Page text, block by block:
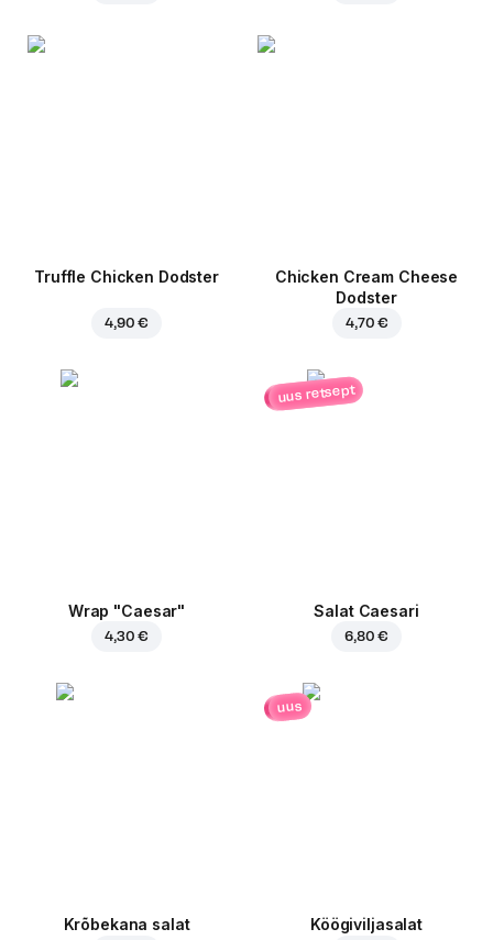
Truffle Chicken Dodster
4,90 €
Chicken Cream Cheese
Dodster
4,70 €
Wrap "Caesar"
4,30 €
uus retsept
Salat Caesari
6,80 €
Krõbekana salat
uus
Köögiviljasalat